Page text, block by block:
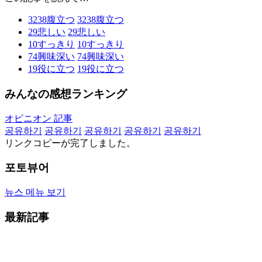
3238腹立つ 3238腹立つ
29悲しい 29悲しい
10すっきり 10すっきり
74興味深い 74興味深い
19役に立つ 19役に立つ
みんなの感想ランキング
オピニオン 記事
공유하기
공유하기 공유하기 공유하기
공유하기
リンクコピーが完了しました。
포토뷰어
뉴스 메뉴 보기
最新記事